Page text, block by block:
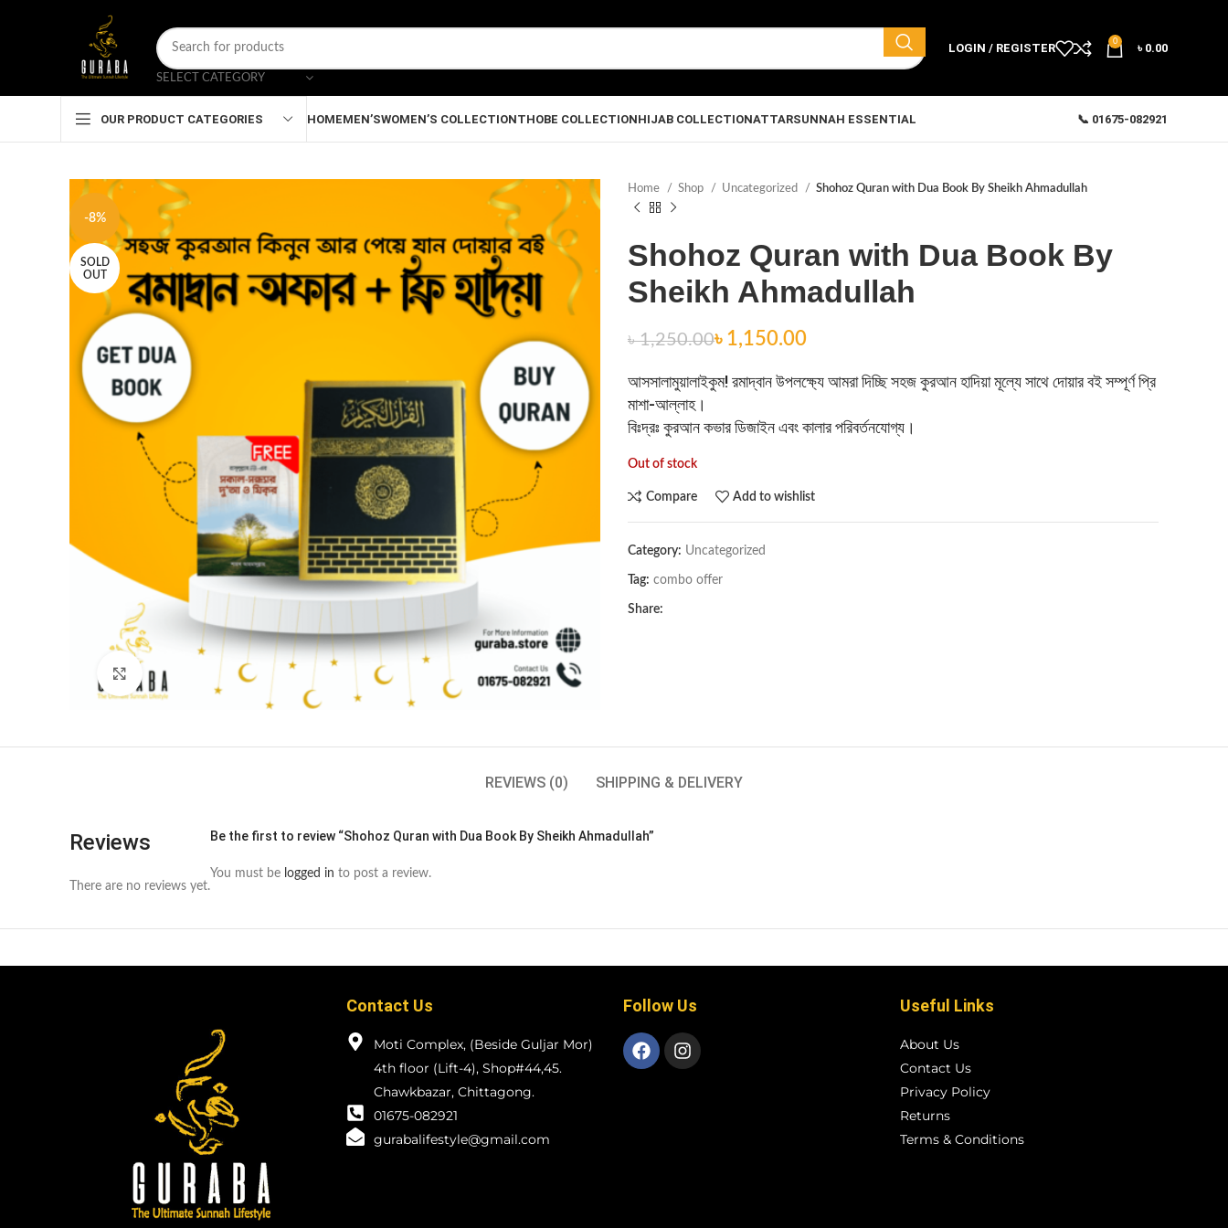
SELECT CATEGORY
LOGIN / REGISTER 0 ৳ 0.00
OUR PRODUCT CATEGORIES HOMEMEN’SWOMEN’S COLLECTIONTHOBE COLLECTIONHIJAB COLLECTIONATTARSUNNAH ESSENTIAL 📞 01675-082921
-8%
SOLD
OUT
Click to enlarge
Home Shop Uncategorized Shohoz Quran with Dua Book By Sheikh Ahmadullah
Shohoz Quran with Dua Book By
Sheikh Ahmadullah
৳1,250.00৳ 1,150.00
আসসালামুয়ালাইকুম! রমাদ্বান উপলক্ষ্যে আমরা দিচ্ছি সহজ কুরআন হাদিয়া মূল্যে সাথে দোয়ার বই সম্পূর্ণ প্রি
মাশা-আল্লাহ।
বিঃদ্রঃ কুরআন কভার ডিজাইন এবং কালার পরিবর্তনযোগ্য।
Out of stock
Compare Add to wishlist
Category: Uncategorized
Tag: combo offer
Share:
REVIEWS (0) SHIPPING & DELIVERY
Reviews
There are no reviews yet.
Be the first to review “Shohoz Quran with Dua Book By Sheikh Ahmadullah”
You must be logged in to post a review.
Contact Us
Moti Complex, (Beside Guljar Mor)
4th floor (Lift-4), Shop#44,45.
Chawkbazar, Chittagong.
01675-082921
gurabalifestyle@gmail.com
Follow Us Useful Links
About Us
Contact Us
Privacy Policy
Returns
Terms & Conditions